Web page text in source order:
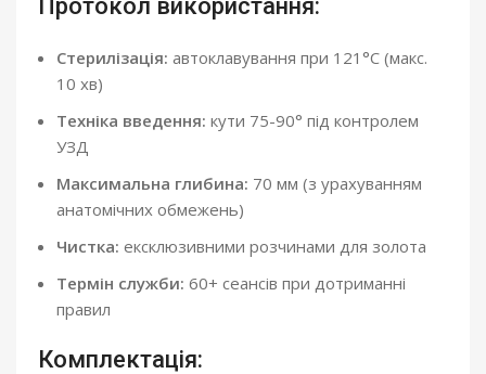
Протокол використання:
Стерилізація: автоклавування при 121°C (макс.
10 хв)
Техніка введення: кути 75-90° під контролем
УЗД
Максимальна глибина: 70 мм (з урахуванням
анатомічних обмежень)
Чистка: ексклюзивними розчинами для золота
Термін служби: 60+ сеансів при дотриманні
правил
Комплектація: